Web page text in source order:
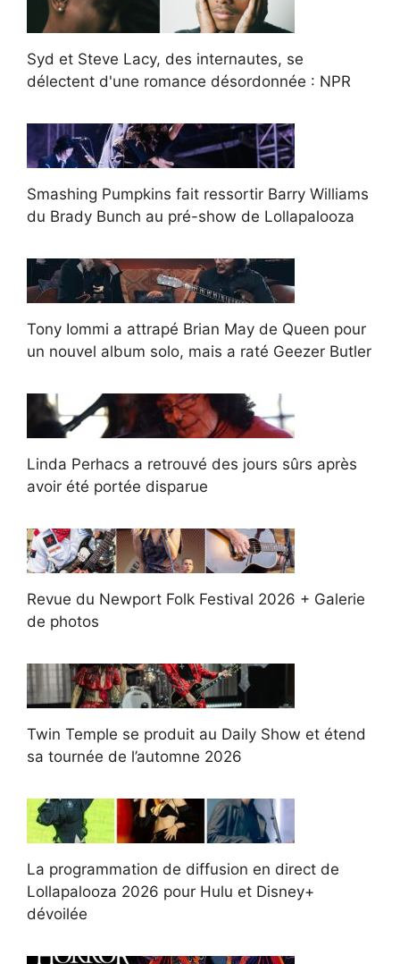
Syd et Steve Lacy, des internautes, se
délectent d'une romance désordonnée : NPR
Smashing Pumpkins fait ressortir Barry Williams
du Brady Bunch au pré-show de Lollapalooza
Tony Iommi a attrapé Brian May de Queen pour
un nouvel album solo, mais a raté Geezer Butler
Linda Perhacs a retrouvé des jours sûrs après
avoir été portée disparue
Revue du Newport Folk Festival 2026 + Galerie
de photos
Twin Temple se produit au Daily Show et étend
sa tournée de l’automne 2026
La programmation de diffusion en direct de
Lollapalooza 2026 pour Hulu et Disney+
dévoilée